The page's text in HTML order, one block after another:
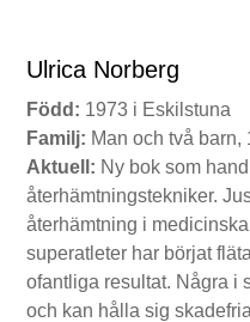
Ulrica Norberg
Född: 1973 i Eskilstuna
Familj: Man och två barn,
Aktuell: Ny bok som
återhämtningstekniker.
återhämtning i
superatleter har börjat
ofantliga resultat. Några i
och kan hålla sig